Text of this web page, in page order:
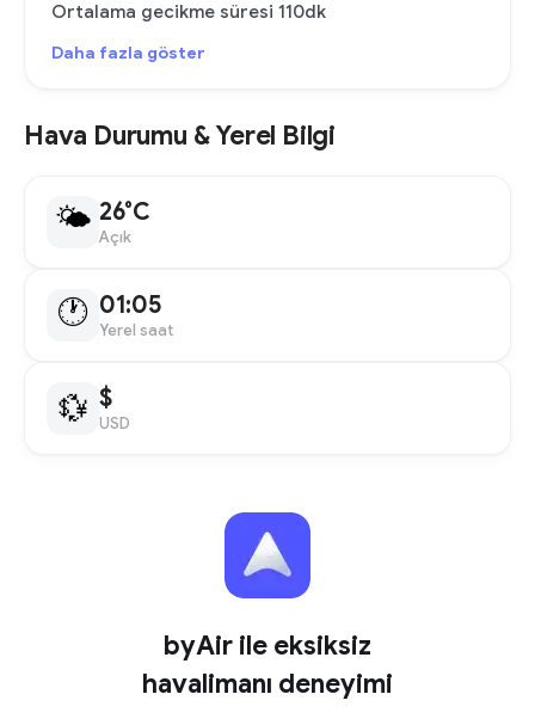
Ortalama gecikme süresi 110dk
Daha fazla göster
Hava Durumu & Yerel Bilgi
🌤 26°C
Açık
🕐 01:05
Yerel saat
💱 $
USD
byAir ile eksiksiz
havalimanı deneyimi